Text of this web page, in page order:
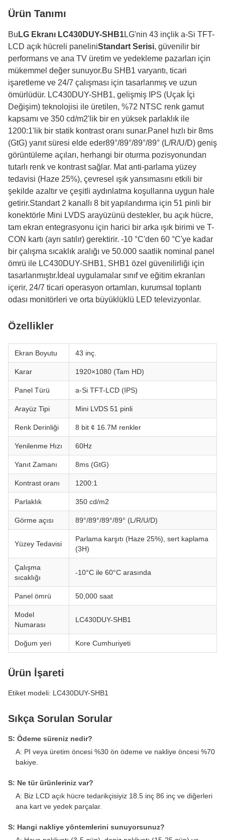
Ürün Tanımı
Bu LG Ekranı LC430DUY-SHB1LG'nin 43 inçlik a-Si TFT-
LCD açık hücreli paneliniStandart Serisi, güvenilir bir
performans ve ana TV üretim ve yedekleme pazarları için
mükemmel değer sunuyor.Bu SHB1 varyantı, ticari
işaretleme ve 24/7 çalışması için tasarlanmış ve uzun
ömürlüdür. LC430DUY-SHB1, gelişmiş IPS (Uçak İçi
Değişim) teknolojisi ile üretilen, %72 NTSC renk gamut
kapsamı ve 350 cd/m2'lik bir en yüksek parlaklık ile
1200:1'lik bir statik kontrast oranı sunar.Panel hızlı bir 8ms
(GtG) yanıt süresi elde eder89°/89°/89°/89° (L/R/U/D) geniş
görüntüleme açıları, herhangi bir oturma pozisyonundan
tutarlı renk ve kontrast sağlar. Mat anti-parlama yüzey
tedavisi (Haze 25%), çevresel ışık yansımasını etkili bir
şekilde azaltır ve çeşitli aydınlatma koşullarına uygun hale
getirir.Standart 2 kanallı 8 bit yapılandırma için 51 pinli bir
konektörle Mini LVDS arayüzünü destekler, bu açık hücre,
tam ekran entegrasyonu için harici bir arka ışık birimi ve T-
CON kartı (ayrı satılır) gerektirir. -10 °C'den 60 °C'ye kadar
bir çalışma sıcaklık aralığı ve 50.000 saatlik nominal panel
ömrü ile LC430DUY-SHB1, SHB1 özel güvenilirliği için
tasarlanmıştır.İdeal uygulamalar sınıf ve eğitim ekranları
içerir, 24/7 ticari operasyon ortamları, kurumsal toplantı
odası monitörleri ve orta büyüklüklü LED televizyonlar.
Özellikler
Ekran Boyutu 43 inç.
Karar 1920×1080 (Tam HD)
Panel Türü a-Si TFT-LCD (IPS)
Arayüz Tipi Mini LVDS 51 pinli
Renk Derinliği 8 bit ¢ 16.7M renkler
Yenilenme Hızı 60Hz
Yanıt Zamanı 8ms (GtG)
Kontrast oranı 1200:1
Parlaklık 350 cd/m2
Görme açısı 89°/89°/89°/89° (L/R/U/D)
Yüzey Tedavisi
Parlama karşıtı (Haze 25%), sert kaplama
(3H)
Çalışma
sıcaklığı
-10°C ile 60°C arasında
Panel ömrü 50,000 saat
Model
Numarası
LC430DUY-SHB1
Doğum yeri Kore Cumhuriyeti
Ürün İşareti
Etiket modeli: LC430DUY-SHB1
Sıkça Sorulan Sorular
S: Ödeme süreniz nedir?
A: PI veya üretim öncesi %30 ön ödeme ve nakliye öncesi %70
bakiye.
S: Ne tür ürünleriniz var?
A: Biz LCD açık hücre tedarikçisiyiz 18.5 inç 86 inç ve diğerleri
ana kart ve yedek parçalar.
S: Hangi nakliye yöntemlerini sunuyorsunuz?